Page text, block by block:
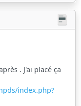
. J'ai placé ça
index.php?